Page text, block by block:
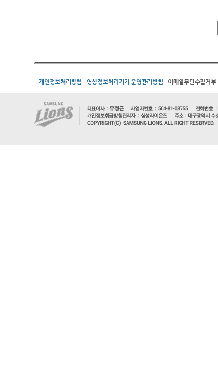
개인정보처리방침 영상정보처리기기 운영관리방침 이메일무단수집거부